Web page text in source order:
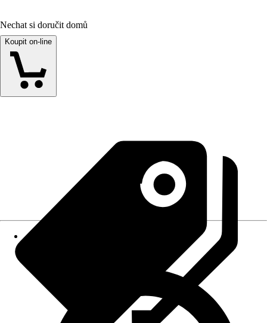
Nechat si doručit domů
Koupit on-line